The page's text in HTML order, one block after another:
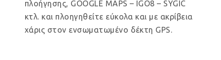
πλοήγησης, GOOGLE MAPS – IGO8 – SYGIC
κτλ. και πλοηγηθείτε εύκολα και με ακρίβεια
χάρις στον ενσωματωμένο δέκτη GPS.